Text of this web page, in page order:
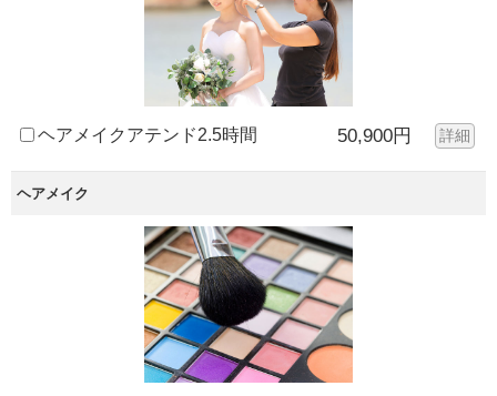
ヘアメイクアテンド2.5時間 50,900円 詳細
ヘアメイク